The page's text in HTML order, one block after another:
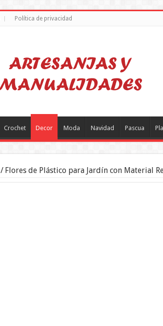
Política de privacidad
Crochet Decor Moda Navidad Pascua
/ Flores de Plástico para Jardín con Material